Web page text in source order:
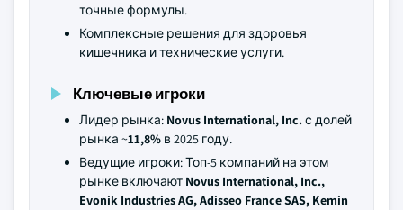
точные формулы.
Комплексные решения для здоровья
кишечника и технические услуги.
Ключевые игроки
Лидер рынка: Novus International, Inc.с долей
рынка ~11,8% в 2025 году.
Ведущие игроки: Топ-5 компаний на этом
рынке включают Novus International, Inc.,
Evonik Industries AG, Adisseo France SAS, Kemin